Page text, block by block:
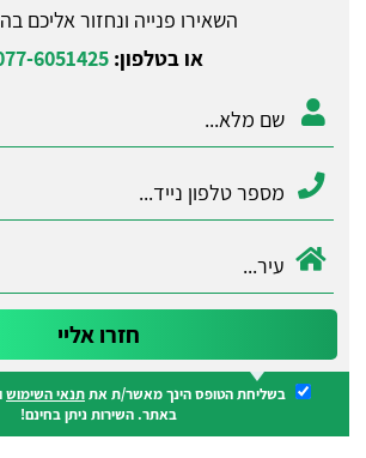
השאירו פנייה ונחזור אליכם
או בטלפון:6051425
בשליחת הטופס הינך מאשר/ת אתתנאי השימוש
באתר. השירות ניתן בחינם!